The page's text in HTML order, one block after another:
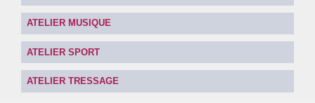
Les sorties
Instances
ATELIER MUSIQUE
ATELIER SPORT
ATELIER TRESSAGE